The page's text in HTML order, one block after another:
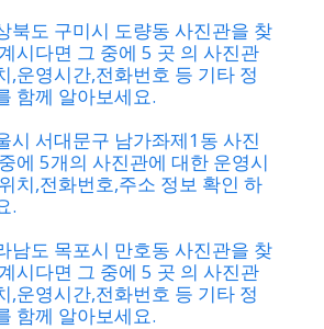
북도 구미시 도량동 사진관을 찾
시다면 그 중에 5 곳 의 사진관
,운영시간,전화번호 등 기타 정
함께 알아보세요.
시 서대문구 남가좌제1동 사진
에 5개의 사진관에 대한 운영시
치,전화번호,주소 정보 확인 하
.
남도 목포시 만호동 사진관을 찾
시다면 그 중에 5 곳 의 사진관
,운영시간,전화번호 등 기타 정
함께 알아보세요.